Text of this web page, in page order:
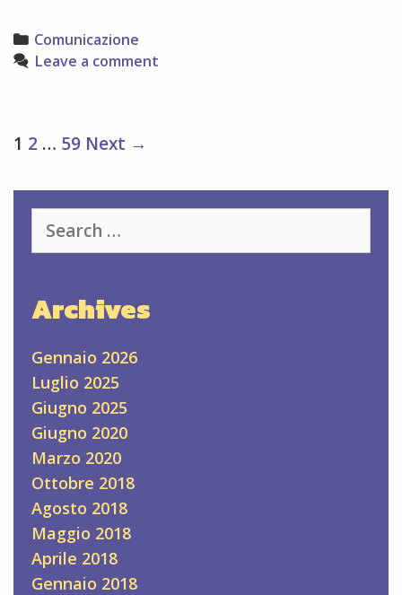
di
vita
Categories
Comunicazione
Leave a comment
Post
1 2 … 59 Next →
for:
Archives
Gennaio 2026
Luglio 2025
Giugno 2025
Giugno 2020
Marzo 2020
Ottobre 2018
Agosto 2018
Maggio 2018
Aprile 2018
Gennaio 2018